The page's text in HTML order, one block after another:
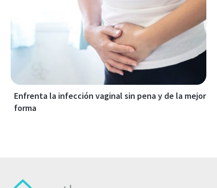
Enfrenta la infección vaginal sin pena y de la mejor
forma